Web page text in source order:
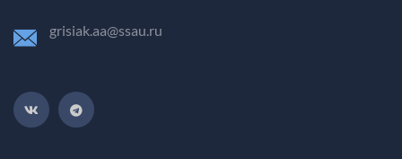
grisiak.aa@ssau.ru